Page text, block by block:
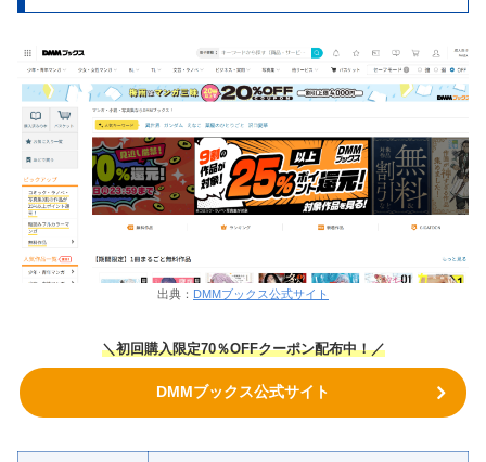
出典： DMMブックス公式サイト
＼初回購入限定70％OFFクーポン配布中！／
DMMブックス公式サイト